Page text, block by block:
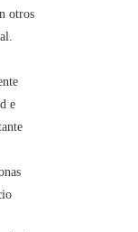
otros
e